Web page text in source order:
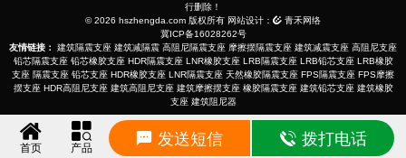
首页 产品 发送短信 拨打电话
行删除！
© 2026 hszhengda.com 版权所有 网站设计：
青禾网络
冀ICP备16028262号
友情链接：
建筑隔震支座 建筑减隔震 高阻尼隔震支座 摩擦摆隔震支座 建筑减震支座 高阻尼支座
铅芯隔震支座 铅芯橡胶支座 HDR隔震支座 LNR橡胶支座 LRB隔震支座 LRB铅芯支座 LRB橡胶
支座 隔震支座 铅芯支座 HDR橡胶支座 LNR隔震支座 天然橡胶隔震支座 FPS隔震支座 FPS摩擦
摆支座 HDR高阻尼支座 建筑高阻尼支座 建筑摩擦摆支座 橡胶隔震支座 建筑铅芯支座 建筑橡胶
支座 建筑阻尼器